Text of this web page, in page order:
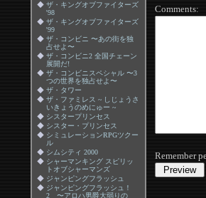
◆ ザ・キングオブファイターズ
'98
◆ ザ・キングオブファイターズ
'99
◆ ザ・コンビニ 〜あの街を独
占せよ〜
◆ ザ・コンビニ2 全国チェーン
展開だ!
◆ ザ・コンビニスペシャル 〜3
つの世界を独占せよ〜
◆ ザ・タワー
◆ ザ・ファミレス ~ しじょうさ
いきょうのめにゅー ~
◆ シスタープリンセス
◆ シスター・プリンセス
◆ シミュレーションRPGツクー
ル
◆ シムシティ 2000
◆ シャーマンキング スピリッ
トオブシャーマンズ
◆ ジャンピングフラッシュ
◆ ジャンピングフラッシュ！
2 〜アロハ男爵大弱りの
Comments:
Remember